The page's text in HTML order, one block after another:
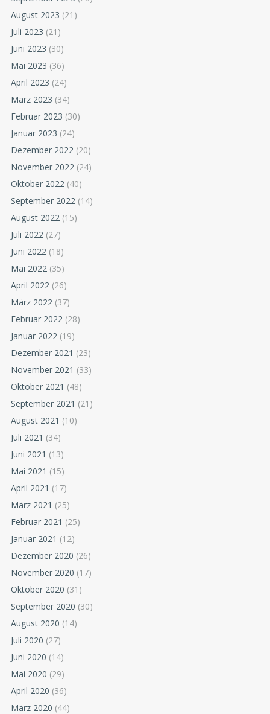
August 2023 (21)
Juli 2023 (21)
Juni 2023 (30)
Mai 2023 (36)
April 2023 (24)
März 2023 (34)
Februar 2023 (30)
Januar 2023 (24)
Dezember 2022 (20)
November 2022 (24)
Oktober 2022 (40)
September 2022 (14)
August 2022 (15)
Juli 2022 (27)
Juni 2022 (18)
Mai 2022 (35)
April 2022 (26)
März 2022 (37)
Februar 2022 (28)
Januar 2022 (19)
Dezember 2021 (23)
November 2021 (33)
Oktober 2021 (48)
September 2021 (21)
August 2021 (10)
Juli 2021 (34)
Juni 2021 (13)
Mai 2021 (15)
April 2021 (17)
März 2021 (25)
Februar 2021 (25)
Januar 2021 (12)
Dezember 2020 (26)
November 2020 (17)
Oktober 2020 (31)
September 2020 (30)
August 2020 (14)
Juli 2020 (27)
Juni 2020 (14)
Mai 2020 (29)
April 2020 (36)
März 2020 (44)